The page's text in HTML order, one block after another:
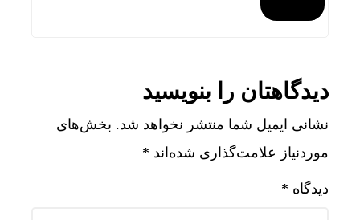
دیدگاهتان را بنویسید
نشانی ایمیل شما منتشر نخواهد شد. بخش‌های
موردنیاز علامت‌گذاری شده‌اند *
دیدگاه *